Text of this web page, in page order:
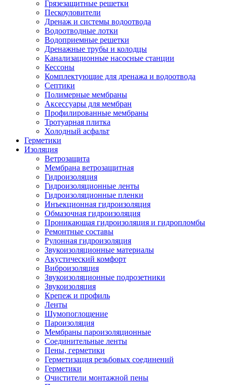
Грязезащитные решетки
Пескоуловители
Дренаж и системы водоотвода
Водоотводные лотки
Водоприемные решетки
Дренажные трубы и колодцы
Канализационные насосные станции
Кессоны
Комплектующие для дренажа и водоотвода
Септики
Полимерные мембраны
Аксессуары для мембран
Профилированные мембраны
Тротуарная плитка
Холодный асфальт
Герметики
Изоляция
Ветрозащита
Мембрана ветрозащитная
Гидроизоляция
Гидроизоляционные ленты
Гидроизоляционные пленки
Инъекционная гидроизоляция
Обмазочная гидроизоляция
Проникающая гидроизоляция и гидропломбы
Ремонтные составы
Рулонная гидроизоляция
Звукоизоляционные материалы
Акустический комфорт
Виброизоляция
Звукоизоляционные подрозетники
Звукоизоляция
Крепеж и профиль
Ленты
Шумопоглощение
Пароизоляция
Мембраны пароизоляционные
Соединительные ленты
Пены, герметики
Герметизация резьбовых соединений
Герметики
Очистители монтажной пены